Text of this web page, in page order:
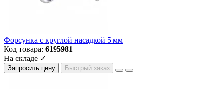
Форсунка с круглой насадкой 5 мм
Код товара: 6195981
На складе ✓
Запросить цену Быстрый заказ